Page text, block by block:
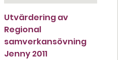
Utvärdering av
Regional
samverkansövning
Jenny 2011